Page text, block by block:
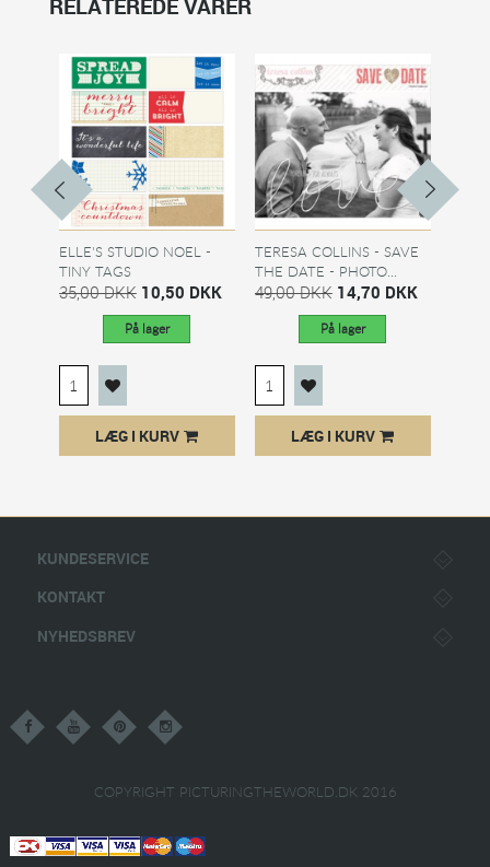
RELATEREDE VARER
ELLE'S STUDIO NOEL -
TINY TAGS
35,00 DKK 10,50 DKK
På lager
LÆG I KURV
TERESA COLLINS - SAVE
THE DATE - PHOTO...
49,00 DKK 14,70 DKK
På lager
LÆG I KURV
KUNDESERVICE
KONTAKT
NYHEDSBREV
COPYRIGHT PICTURINGTHEWORLD.DK 2016